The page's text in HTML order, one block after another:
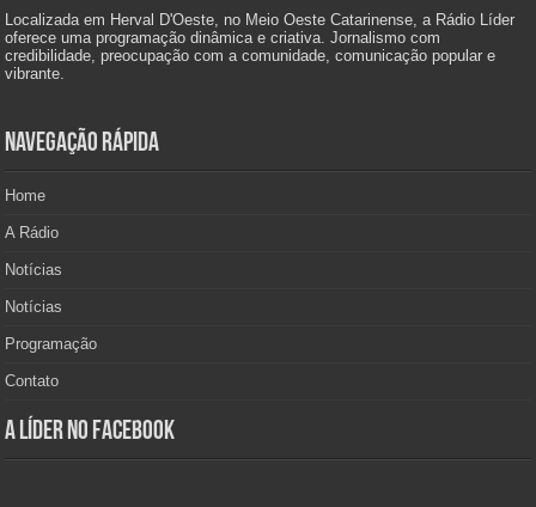
Localizada em Herval D'Oeste, no Meio Oeste Catarinense, a Rádio Líder
oferece uma programação dinâmica e criativa. Jornalismo com
credibilidade, preocupação com a comunidade, comunicação popular e
vibrante.
Navegação Rápida
Home
A Rádio
Notícias
Notícias
Programação
Contato
A Líder no Facebook